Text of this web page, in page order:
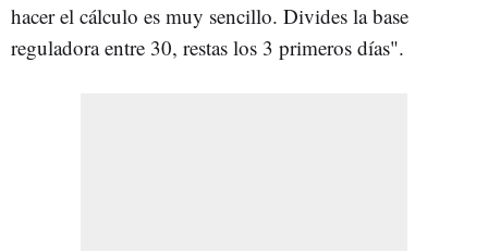
hacer el cálculo es muy sencillo. Divides la base
reguladora entre 30, restas los 3 primeros días".